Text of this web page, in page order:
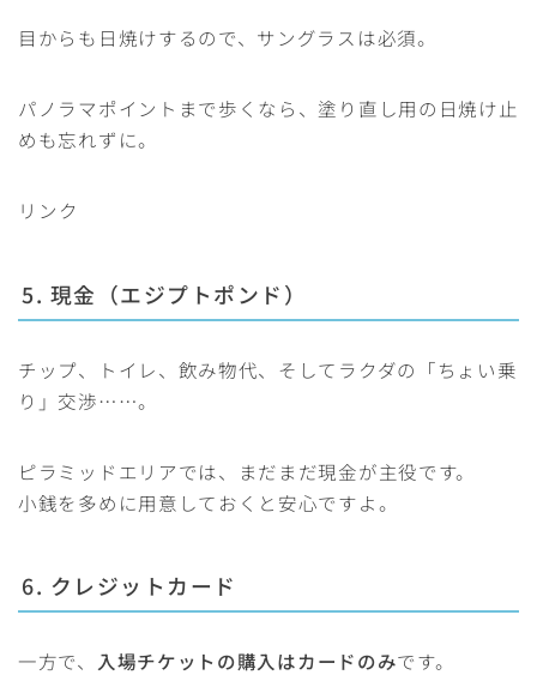
目からも日焼けするので、サングラスは必須。
パノラマポイントまで歩くなら、塗り直し用の日焼け止
めも忘れずに。
リンク
5. 現金（エジプトポンド）
チップ、トイレ、飲み物代、そしてラクダの「ちょい乗
り」交渉……。
ピラミッドエリアでは、まだまだ現金が主役です。
小銭を多めに用意しておくと安心ですよ。
6. クレジットカード
一方で、 入場チケットの購入はカードのみです。